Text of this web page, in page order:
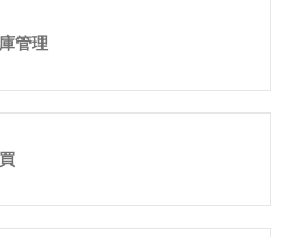
管理